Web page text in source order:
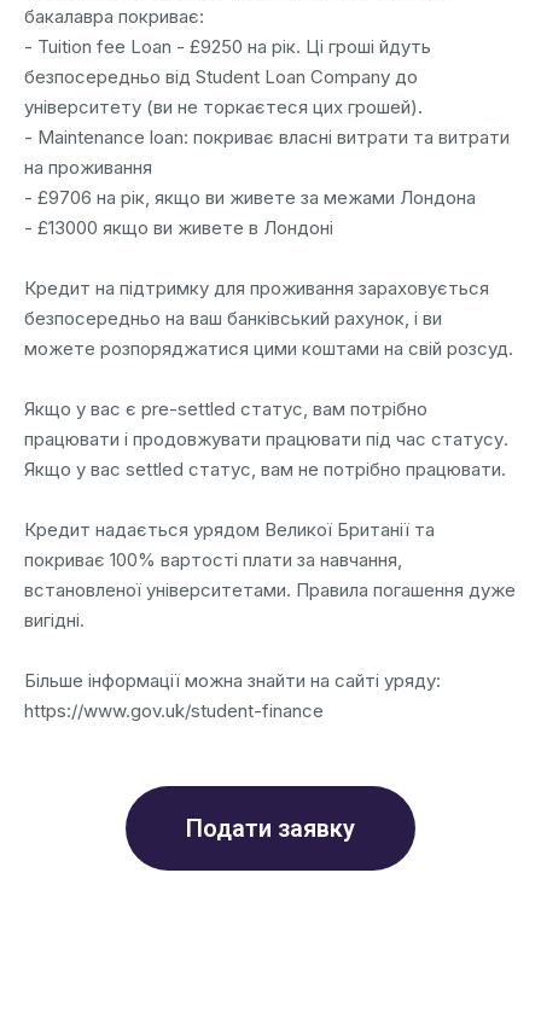
бакалавра покриває:
- Tuition fee Loan - £9250 на рік. Ці гроші йдуть
безпосередньо від Student Loan Company до
університету (ви не торкаєтеся цих грошей).
- Maintenance loan: покриває власні витрати та витрати
на проживання
- £9706 на рік, якщо ви живете за межами Лондона
- £13000 якщо ви живете в Лондоні
Кредит на підтримку для проживання зараховується
безпосередньо на ваш банківський рахунок, і ви
можете розпоряджатися цими коштами на свій розсуд.
Якщо у вас є pre-settled статус, вам потрібно
працювати і продовжувати працювати під час статусу.
Якщо у вас settled статус, вам не потрібно працювати.
Кредит надається урядом Великої Британії та
покриває 100% вартості плати за навчання,
встановленої університетами. Правила погашення дуже
вигідні.
Більше інформації можна знайти на сайті уряду:
https://www.gov.uk/student-finance
Подати заявку